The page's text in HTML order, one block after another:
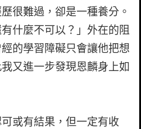
很難過，卻是一種養分。
什麼不可以？」外在的阻
的學習障礙只會讓他把想
又進一步發現恩麟身上如
可或有結果，但一定有收